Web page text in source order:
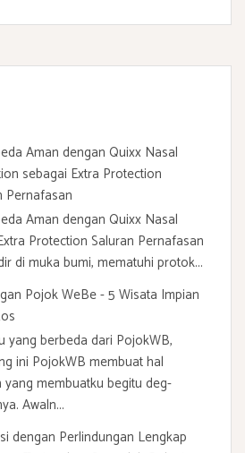
Aman dengan Quixx Nasal
sebagai Extra Protection
Pernafasan
Aman dengan Quixx Nasal
Protection Saluran Pernafasan
di muka bumi, mematuhi protok...
Pojok WeBe - 5 Wisata Impian
yang berbeda dari PojokWB,
ini PojokWB membuat hal
membuatku begitu deg-
Awaln...
dengan Perlindungan Lengkap